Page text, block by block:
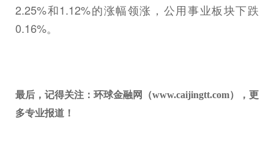
2.25%和1.12%的涨幅领涨，公用事业板块下跌
0.16%。
最后，记得关注：环球金融网（www.caijingtt.com），更
多专业报道！